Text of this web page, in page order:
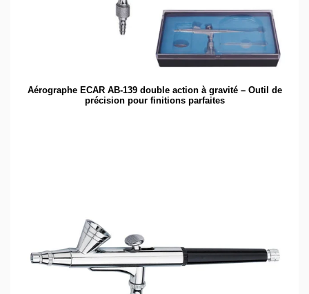
Aérographe ECAR AB-139 double action à gravité – Outil de
précision pour finitions parfaites